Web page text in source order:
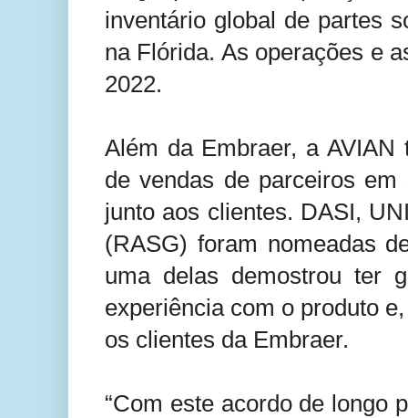
inventário global de partes
na Flórida. As operações e
2022.
Além da Embraer, a
de vendas de parceiros
junto aos clientes. DASI,
(RASG) foram nomeadas
uma delas demostrou ter
experiência com o produto
os clientes da Embraer.
“Com este acordo de longo